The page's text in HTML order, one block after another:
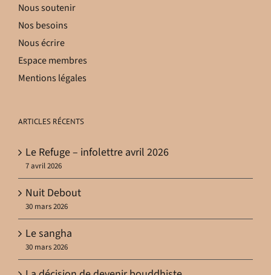
Nous soutenir
Nos besoins
Nous écrire
Espace membres
Mentions légales
ARTICLES RÉCENTS
Le Refuge – infolettre avril 2026
7 avril 2026
Nuit Debout
30 mars 2026
Le sangha
30 mars 2026